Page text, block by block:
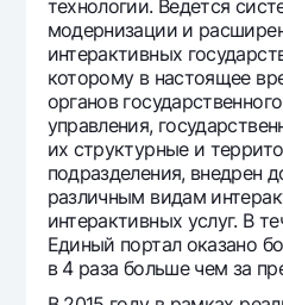
технологии. Ведется
модернизации и
интерактивных
которому в настоящее
органов
управления,
их структурные и
подразделения, внедрен
различным видам
интерактивных услуг. В
Единый портал оказано
в 4 раза больше чем за